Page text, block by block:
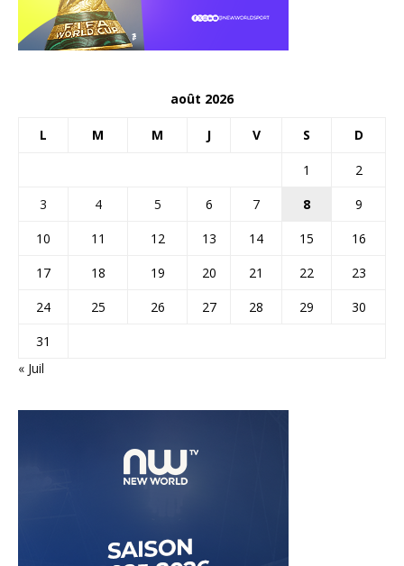
août 2026
L M M J V S D
1
2
3
4 5 6 7 8
9
10
11 12 13 14 15
16
17
18 19 20 21 22
23
24
25 26 27 28 29
30
31
« Juil